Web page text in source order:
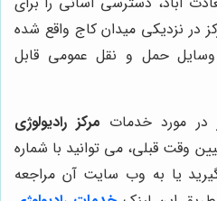
در نزدیکی میدان کاج واقع شده
حمل و نقل عمومی قابل
در مورد خدمات مرکز رادیولوژی
وقت قبلی، می توانید با شماره
یا به وب سایت آن مراجعه